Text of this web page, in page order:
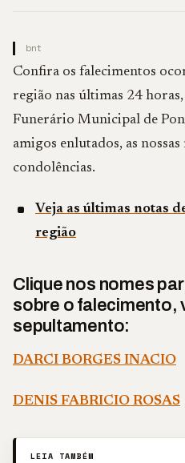
bnt
Confira os falecimentos
região nas últimas 24
Funerário Municipal de
amigos enlutados, as nossas
condolências.
Veja as últimas notas
região
Clique nos nomes
sobre o falecimento,
sepultamento:
DARCI BORGES INACIO
DENIS FABRICIO ROSAS
LEIA TAMBÉM